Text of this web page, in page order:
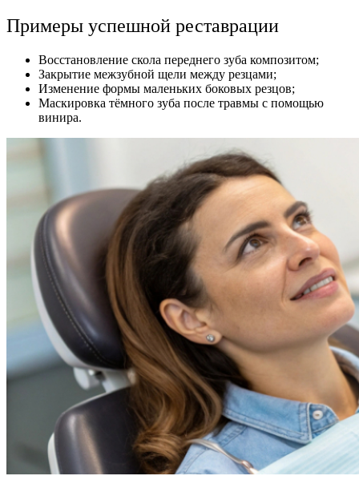
Примеры успешной реставрации
Восстановление скола переднего зуба композитом;
Закрытие межзубной щели между резцами;
Изменение формы маленьких боковых резцов;
Маскировка тёмного зуба после травмы с помощью
винира.